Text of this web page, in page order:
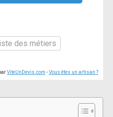
des métiers
ViteUnDevis.com -Vous êtes un artisan ?